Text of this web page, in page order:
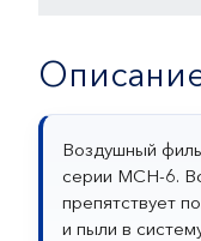
Воздушный
серии MCH-6.
препятствует
и пыли в